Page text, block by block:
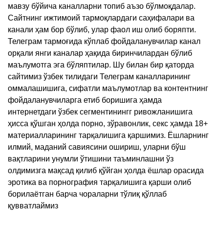
мавзу бўйича каналларни топиб аъзо бўлмоқдалар.
Сайтнинг ижтимоий тармоқлардаги саҳифалари ва
канали ҳам бор бўлиб, улар фаол иш олиб боряпти.
Телеграм тармоғида кўплаб фойдаланувчилар канал
орқали янги каналар ҳақида биринчилардан бўлиб
маълумотга эга бўляптилар. Шу билан бир қаторда
сайтимиз ўзбек тилидаги Телеграм каналларининг
оммалашишига, сифатли маълумотлар ва контентнинг
фойдаланувчиларга етиб боришига ҳамда
интернетдаги ўзбек сегментинингг ривожланишига
ҳисса қўшган ҳолда порно, зўравонлик, секс ҳамда 18+
материалларининг тарқалишига қаршимиз. Ёшларнинг
илмий, маданий савиясини ошириш, уларни бўш
вақтларини унумли ўтишини таъминлашни ўз
олдимизга мақсад қилиб қўйган ҳолда ёшлар орасида
эротика ва порнография тарқалишига қарши олиб
борилаётган барча чораларни тўлиқ қўллаб
қувватлаймиз